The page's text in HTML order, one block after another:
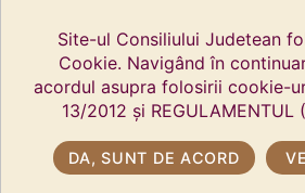
Site-ul Consiliului Judetean
Cookie. Navigând în
acordul asupra folosirii cookie-
13/2012 și REGULAMENTUL
DA, SUNT DE ACORD